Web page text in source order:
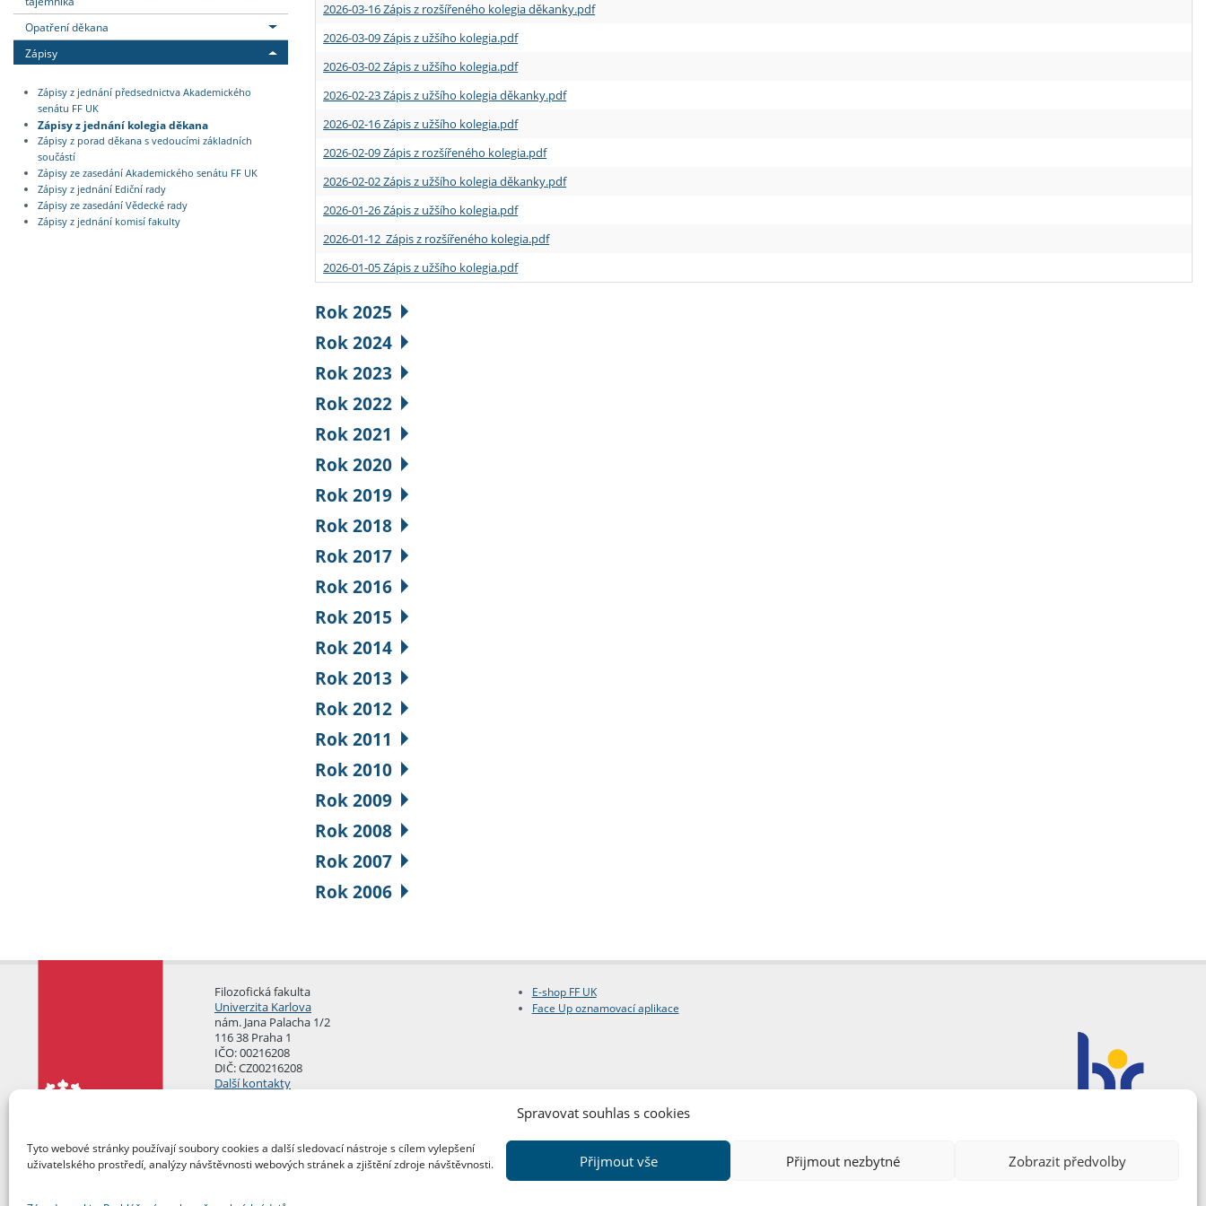
Spravovat souhlas s cookies
Tyto webové stránky používají soubory cookies a další sledovací nástroje s cílem vylepšení
uživatelského prostředí, analýzy návštěvnosti webových stránek a zjištění zdroje návštěvnosti.
Přijmout vše Přijmout nezbytné Zobrazit předvolby
Opatření děkana
Zápisy
Zápisy z jednání předsednictva Akademického
senátu FF UK
Zápisy z jednání kolegia děkana
Zápisy z porad děkana s vedoucími základních
součástí
Zápisy ze zasedání Akademického senátu FF UK
Zápisy z jednání Ediční rady
Zápisy ze zasedání Vědecké rady
Zápisy z jednání komisí fakulty
2026-03-16 Zápis z rozšířeného kolegia děkanky.pdf
2026-03-09 Zápis z užšího kolegia.pdf
2026-03-02 Zápis z užšího kolegia.pdf
2026-02-23 Zápis z užšího kolegia děkanky.pdf
2026-02-16 Zápis z užšího kolegia.pdf
2026-02-09 Zápis z rozšířeného kolegia.pdf
2026-02-02 Zápis z užšího kolegia děkanky.pdf
2026-01-26 Zápis z užšího kolegia.pdf
2026-01-12 Zápis z rozšířeného kolegia.pdf
2026-01-05 Zápis z užšího kolegia.pdf
Rok 2025
Rok 2024
Rok 2023
Rok 2022
Rok 2021
Rok 2020
Rok 2019
Rok 2018
Rok 2017
Rok 2016
Rok 2015
Rok 2014
Rok 2013
Rok 2012
Rok 2011
Rok 2010
Rok 2009
Rok 2008
Rok 2007
Rok 2006
Filozofická fakulta
Univerzita Karlova
nám. Jana Palacha 1/2
116 38 Praha 1
IČO: 00216208
DIČ: CZ00216208
Další kontakty
E-shop FF UK
Face Up oznamovací aplikace